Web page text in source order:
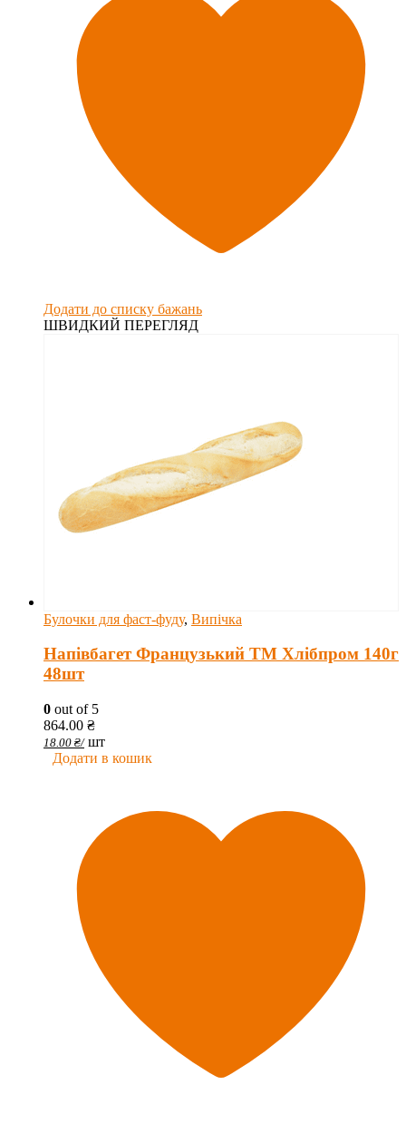
Додати до списку бажань
ШВИДКИЙ ПЕРЕГЛЯД
Булочки для фаст-фуду, Випічка
Напівбагет Французький ТМ Хлібпром 140г
48шт
0 out of 5
864.00 ₴
18.00 ₴/ шт
Додати в кошик